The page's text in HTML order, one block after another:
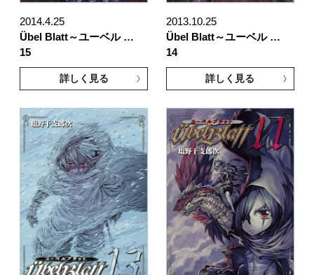
2014.4.25
Übel Blatt～ユーベル …
15
詳しく見る
2013.10.25
Übel Blatt～ユーベル …
14
詳しく見る